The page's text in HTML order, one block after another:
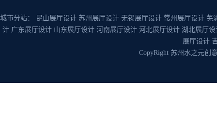
城市分站： 昆山展厅设计 苏州展厅设计 无锡展厅设计 常州展厅设计 芜
计 广东展厅设计 山东展厅设计 河南展厅设计 河北展厅设计 湖北展厅设
展厅设计
CopyRight 苏州水之元创